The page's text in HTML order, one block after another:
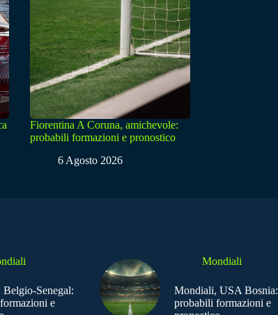
Fiorentina A Coruna, amichevole:
probabili formazioni e pronostico
6 Agosto 2026
Senegal:
e
Mondiali
Mondiali, USA Bosnia:
probabili formazioni e